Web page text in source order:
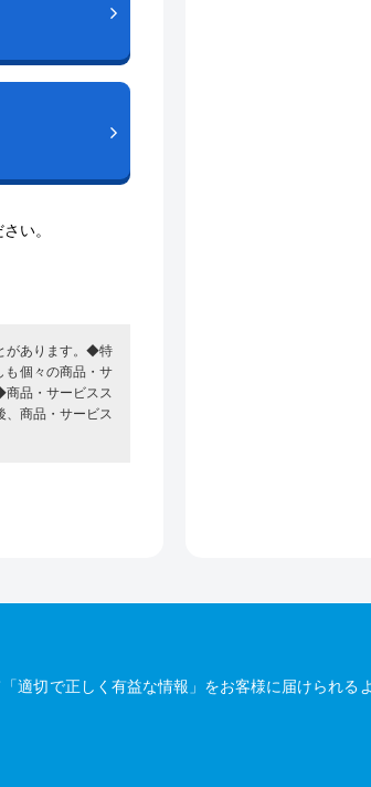
い。
があります。◆特
も個々の商品・サ
商品・サービスス
、商品・サービス
切で正しく有益な情報」をお客様に届けられる